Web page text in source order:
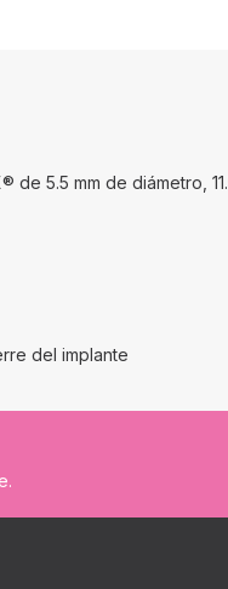
de 5.5 mm de diámetro,
del implante